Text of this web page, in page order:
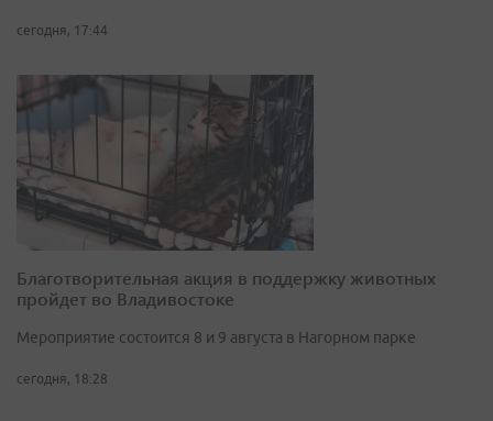
сегодня, 17:44
Благотворительная акция в поддержку животных
пройдет во Владивостоке
Мероприятие состоится 8 и 9 августа в Нагорном парке
сегодня, 18:28